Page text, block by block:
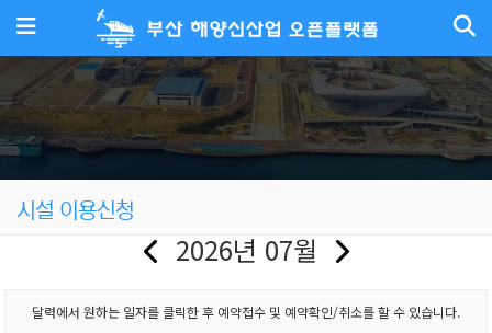
메뉴
시설 이용신청
2026년 07월
달력에서 원하는 일자를 클릭한 후 예약접수 및 예약확인/취소를 할 수 있습니다.